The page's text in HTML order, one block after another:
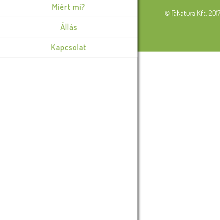
Miért mi?
Állás
Kapcsolat
© FaNatura Kft.